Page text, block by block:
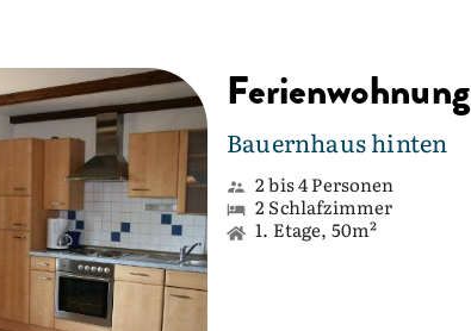
Ferienwohnung
Bauernhaus hinten
2 bis 4 Personen
2 Schlafzimmer
1. Etage, 50m²